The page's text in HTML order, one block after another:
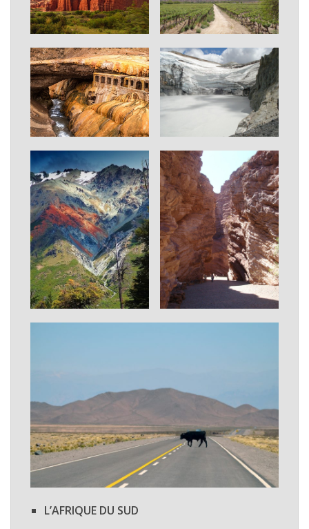
L’AFRIQUE DU SUD